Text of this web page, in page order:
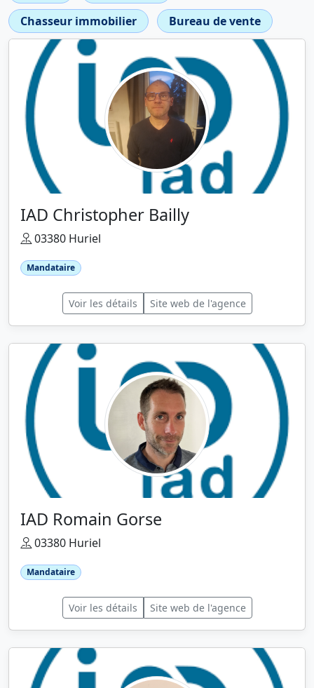
Chasseur immobilier
Bureau de vente
IAD Christopher Bailly
03380 Huriel
Mandataire
Voir les détails Site web de l'agence
IAD Romain Gorse
03380 Huriel
Mandataire
Voir les détails Site web de l'agence